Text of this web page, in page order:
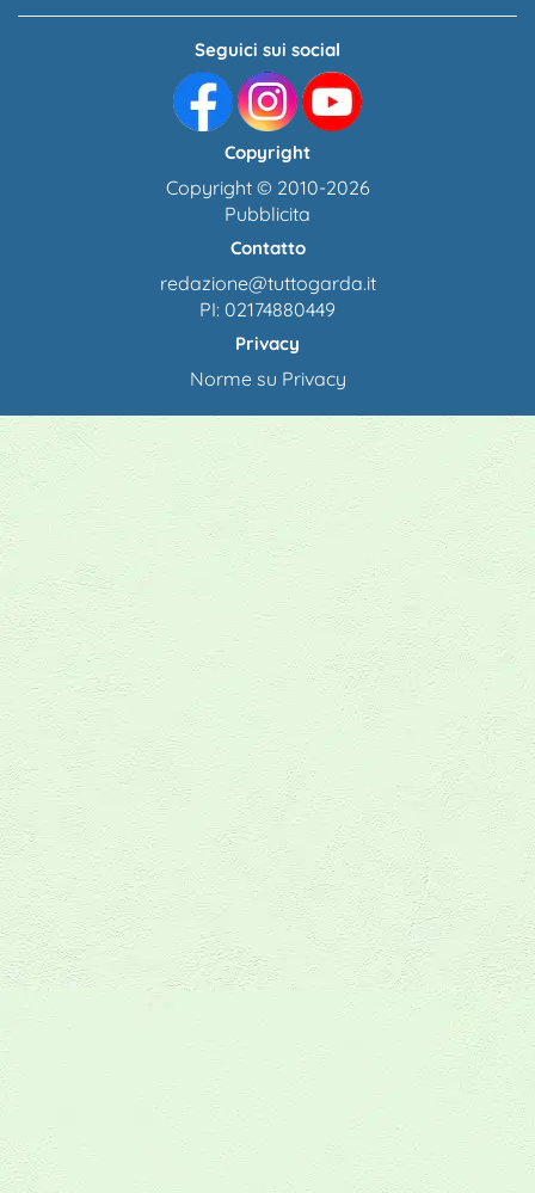
Seguici sui social
Copyright
Copyright © 2010-2026
Pubblicita
Contatto
redazione@tuttogarda.it
PI: 02174880449
Privacy
Norme su Privacy